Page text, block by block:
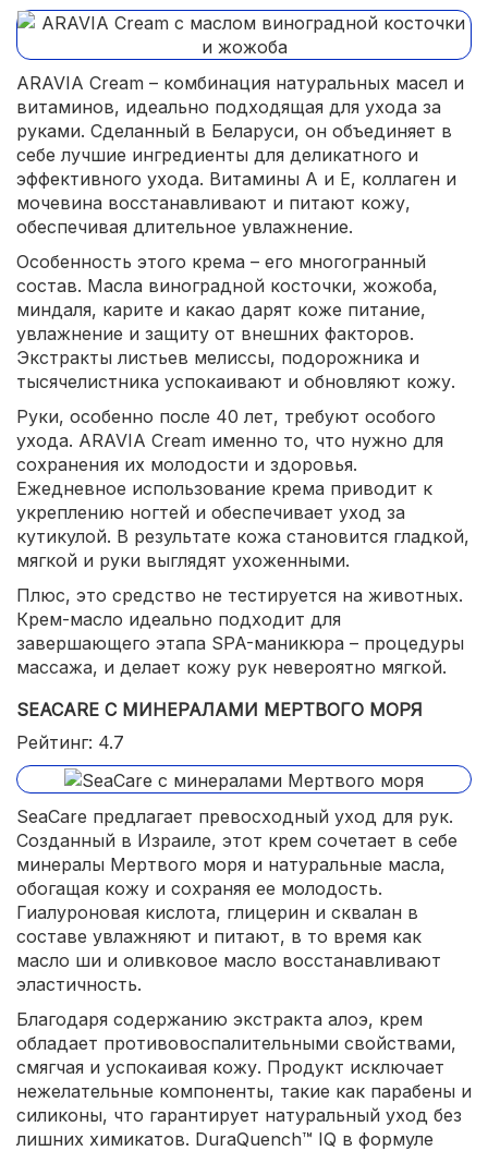
ARAVIA Cream – комбинация натуральных масел и
витаминов, идеально подходящая для ухода за
руками. Сделанный в Беларуси, он объединяет в
себе лучшие ингредиенты для деликатного и
эффективного ухода. Витамины A и E, коллаген и
мочевина восстанавливают и питают кожу,
обеспечивая длительное увлажнение.
Особенность этого крема – его многогранный
состав. Масла виноградной косточки, жожоба,
миндаля, карите и какао дарят коже питание,
увлажнение и защиту от внешних факторов.
Экстракты листьев мелиссы, подорожника и
тысячелистника успокаивают и обновляют кожу.
Руки, особенно после 40 лет, требуют особого
ухода. ARAVIA Cream именно то, что нужно для
сохранения их молодости и здоровья.
Ежедневное использование крема приводит к
укреплению ногтей и обеспечивает уход за
кутикулой. В результате кожа становится гладкой,
мягкой и руки выглядят ухоженными.
Плюс, это средство не тестируется на животных.
Крем-масло идеально подходит для
завершающего этапа SPA-маникюра – процедуры
массажа, и делает кожу рук невероятно мягкой.
SEACARE С МИНЕРАЛАМИ МЕРТВОГО МОРЯ
Рейтинг: 4.7
SeaCare предлагает превосходный уход для рук.
Созданный в Израиле, этот крем сочетает в себе
минералы Мертвого моря и натуральные масла,
обогащая кожу и сохраняя ее молодость.
Гиалуроновая кислота, глицерин и сквалан в
составе увлажняют и питают, в то время как
масло ши и оливковое масло восстанавливают
эластичность.
Благодаря содержанию экстракта алоэ, крем
обладает противовоспалительными свойствами,
смягчая и успокаивая кожу. Продукт исключает
нежелательные компоненты, такие как парабены и
силиконы, что гарантирует натуральный уход без
лишних химикатов. DuraQuench™ IQ в формуле